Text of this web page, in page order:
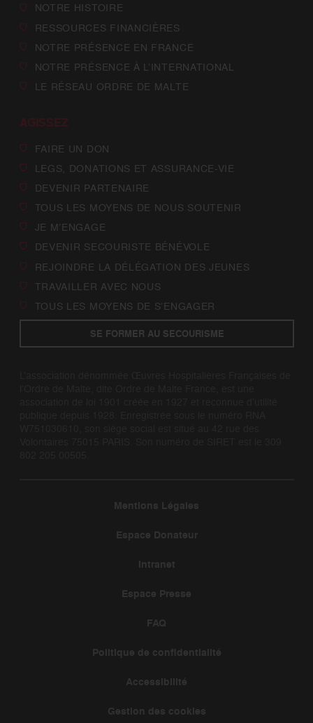
NOTRE HISTOIRE
RESSOURCES FINANCIÈRES
NOTRE PRÉSENCE EN FRANCE
NOTRE PRÉSENCE À L’INTERNATIONAL
LE RÉSEAU ORDRE DE MALTE
AGISSEZ
FAIRE UN DON
LEGS, DONATIONS ET ASSURANCE-VIE
DEVENIR PARTENAIRE
TOUS LES MOYENS DE NOUS SOUTENIR
JE M’ENGAGE
DEVENIR SECOURISTE BÉNÉVOLE
REJOINDRE LA DÉLÉGATION DES JEUNES
TRAVAILLER AVEC NOUS
TOUS LES MOYENS DE S’ENGAGER
SE FORMER AU SECOURISME
Mentions Légales
Espace Donateur
Intranet
Espace Presse
FAQ
Politique de confidentialité
Accessibilité
Gestion des cookies